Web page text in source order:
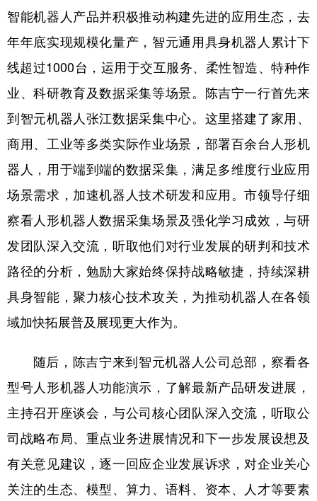
智能机器人产品并积极推动构建先进的应用生态，去
年年底实现规模化量产，智元通用具身机器人累计下
线超过1000台，运用于交互服务、柔性智造、特种作
业、科研教育及数据采集等场景。陈吉宁一行首先来
到智元机器人张江数据采集中心。这里搭建了家用、
商用、工业等多类实际作业场景，部署百余台人形机
器人，用于端到端的数据采集，满足多维度行业应用
场景需求，加速机器人技术研发和应用。市领导仔细
察看人形机器人数据采集场景及强化学习成效，与研
发团队深入交流，听取他们对行业发展的研判和技术
路径的分析，勉励大家始终保持战略敏捷，持续深耕
具身智能，聚力核心技术攻关，为推动机器人在各领
域加快拓展普及展现更大作为。
随后，陈吉宁来到智元机器人公司总部，察看各
型号人形机器人功能演示，了解最新产品研发进展，
主持召开座谈会，与公司核心团队深入交流，听取公
司战略布局、重点业务进展情况和下一步发展设想及
有关意见建议，逐一回应企业发展诉求，对企业关心
关注的生态、模型、算力、语料、资本、人才等要素